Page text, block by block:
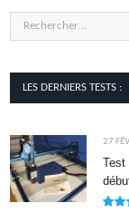
LES DERNIERS TESTS :
27
Test